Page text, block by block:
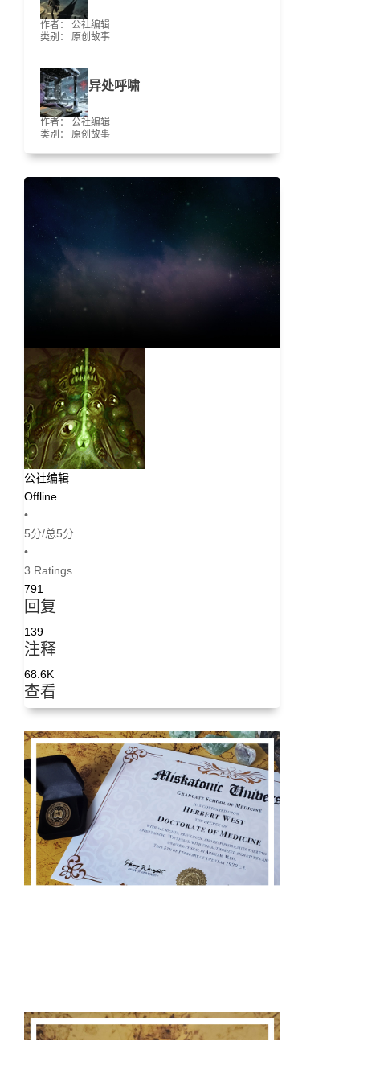
作者： 公社编辑
类别：
原创故事
异处呼啸
作者： 公社编辑
类别：
原创故事
公社编辑
Offline
•
5分/总5分
•
3 Ratings
791
回复
139
注释
68.6K
查看